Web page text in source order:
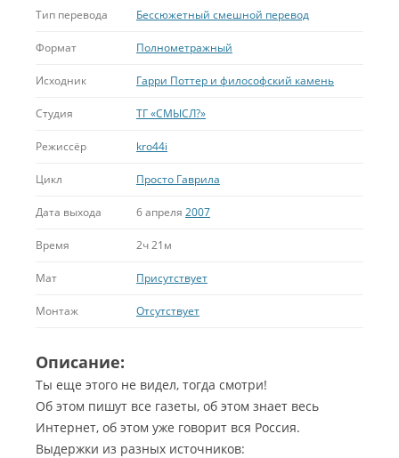
Тип перевода Бессюжетный смешной перевод
Формат Полнометражный
Исходник Гарри Поттер и философский камень
Студия ТГ «СМЫСЛ?»
Режиссёр kro44i
Цикл Просто Гаврила
Дата выхода 6 апреля 2007
Время 2ч 21м
Мат Присутствует
Монтаж Отсутствует
Описание:
Ты еще этого не видел, тогда смотри!
Об этом пишут все газеты, об этом знает весь
Интернет, об этом уже говорит вся Россия.
Выдержки из разных источников: